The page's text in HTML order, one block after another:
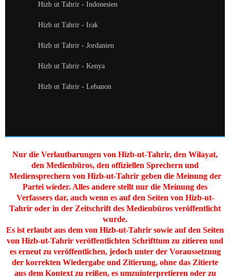
Hizb ut Tahrir - Indonesien
Hizb ut Tahrir - Irak
Hizb ut Tahrir - Jordanien
Hizb ut Tahrir - Kenya
Hizb ut Tahrir - Lebanon
Nur die Verlautbarungen von Hizb-ut-Tahrir, den Wilayat,
den Medienbüros, den offiziellen Sprechern und
Mediensprechern von Hizb-ut-Tahrir geben die Meinung der
Partei wieder. Alles andere stellt nur die Meinung des
Verfassers dar, auch wenn es auf den Seiten von Hizb-ut-
Tahrir oder in der Zeitschrift des Medienbüros veröffentlicht
wurde.
Es ist erlaubt aus dem von Hizb-ut-Tahrir sowie auf den Seiten
von Hizb-ut-Tahrir veröffentlichten Schrifttum zu zitieren und
es erneut zu veröffentlichen, jedoch unter der Voraussetzung
der korrekten Wiedergabe und Zitierung, ohne das Zitierte
aus dem Kontext zu reißen, es umzuinterpretieren oder zu